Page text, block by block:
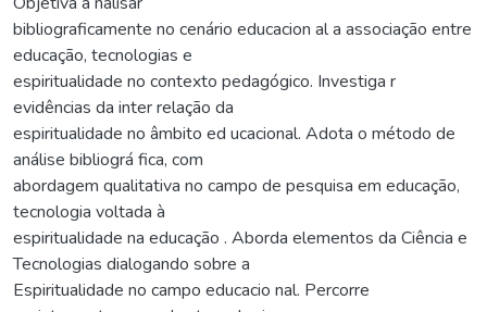
bibliograficamente no cenário educacion al a associação entre
educação, tecnologias e
espiritualidade no contexto pedagógico. Investiga r
evidências da inter relação da
espiritualidade no âmbito ed ucacional. Adota o método de
análise bibliográ fica, com
abordagem qualitativa no campo de pesquisa em educação,
tecnologia voltada à
espiritualidade na educação . Aborda elementos da Ciência e
Tecnologias dialogando sobre a
Espiritualidade no campo educacio nal. Percorre